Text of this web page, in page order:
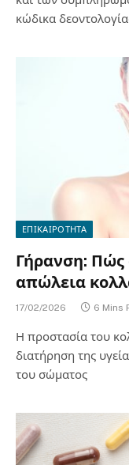
κώδικα
ΕΠΙΚΑΙΡΟΤΗΤΑ
Γήρανση: Πώς
απώλεια
17/02/2026 6 Mins
Η προστασία του
διατήρηση της
του σώματος